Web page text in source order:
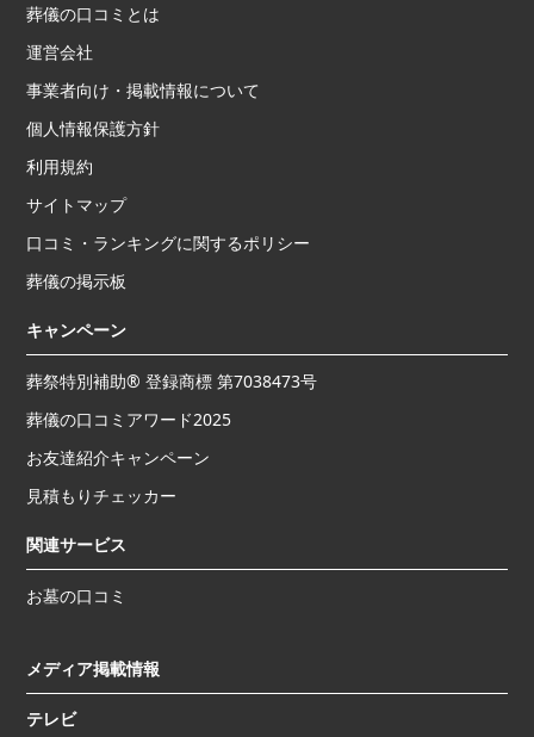
葬儀の口コミとは
運営会社
事業者向け・掲載情報について
個人情報保護方針
利用規約
サイトマップ
口コミ・ランキングに関するポリシー
葬儀の掲示板
キャンペーン
葬祭特別補助® 登録商標 第7038473号
葬儀の口コミアワード2025
お友達紹介キャンペーン
見積もりチェッカー
関連サービス
お墓の口コミ
メディア掲載情報
テレビ